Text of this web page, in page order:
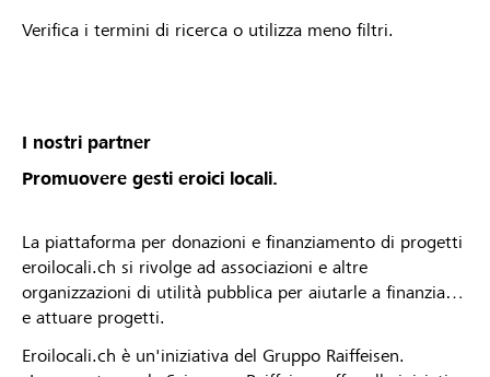
Verifica i termini di ricerca o utilizza meno filtri.
I nostri partner
Promuovere gesti eroici locali.
La piattaforma per donazioni e finanziamento di progetti
eroilocali.ch si rivolge ad associazioni e altre
organizzazioni di utilità pubblica per aiutarle a finanziare
e attuare progetti.
Eroilocali.ch è un'iniziativa del Gruppo Raiffeisen.